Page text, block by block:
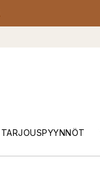
TARJOUSPYYNNÖT